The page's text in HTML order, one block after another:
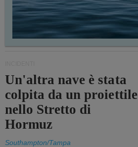
Un'altra nave è stata
colpita da un proiettile
nello Stretto di
Hormuz
Southampton/Tampa